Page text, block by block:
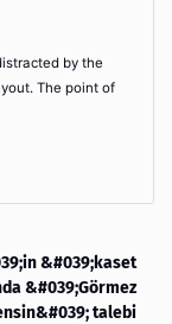
by the
The point of
&#039;kaset
&#039;Görmez
talebi